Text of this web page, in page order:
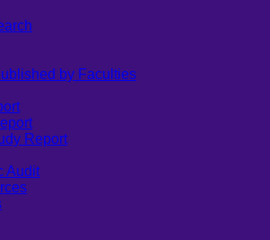
by Faculties
Report
Audit